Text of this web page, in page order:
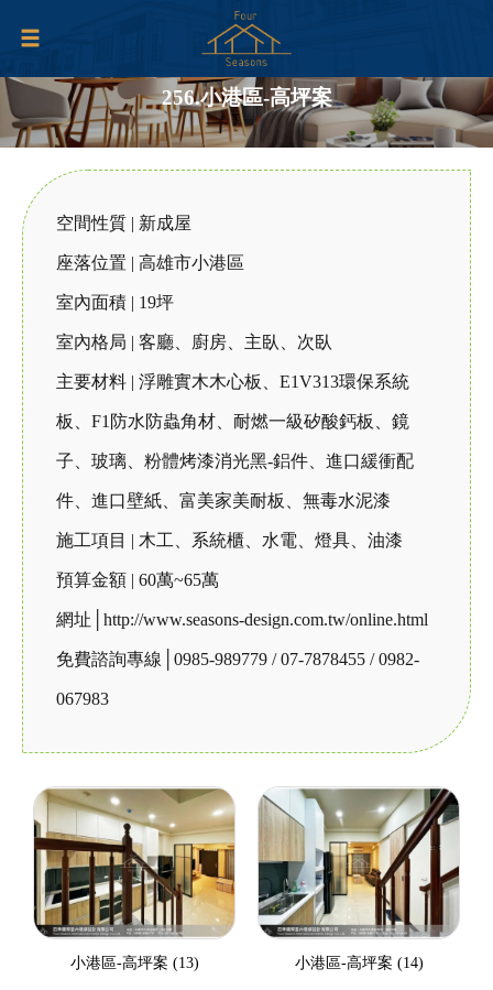
256.小港區-高坪案
空間性質 | 新成屋
座落位置 | 高雄市小港區
室內面積 | 19坪
室內格局 | 客廳、廚房、主臥、次臥
主要材料 | 浮雕實木木心板、E1V313環保系統
板、F1防水防蟲角材、耐燃一級矽酸鈣板、鏡
子、玻璃、粉體烤漆消光黑-鋁件、進口緩衝配
件、進口壁紙、富美家美耐板、無毒水泥漆
施工項目 | 木工、系統櫃、水電、燈具、油漆
預算金額 | 60萬~65萬
網址│http://www.seasons-design.com.tw/online.html
免費諮詢專線│0985-989779 / 07-7878455 / 0982-
067983
小港區-高坪案 (13) 小港區-高坪案 (14)